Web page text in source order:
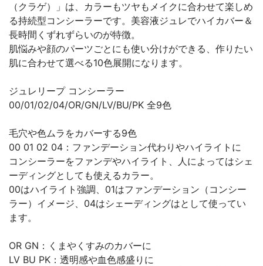
（クラゲ）」は、カラーもツヤもメイクに合わせて楽しめ
る持続型コンシーラーです。美容液ジュレでハイカバー＆
長時間くずれずらいのが特徴。
肌悩みや顔のパーツごとにも使い分けができる、作りたい
肌に合わせて選べる10色展開になります。
ジュレリープ コンシーラー
00/01/02/04/OR/GN/LV/BU/PK 全9色
毛穴や色ムラをカバーする9色
00 01 02 04：ファンデーション代わりやハイライトに
コンシーラーをファンデやハイライト、人によってはシェ
ーディングとしても使えるカラー。
00はハイライト強調、01はファンデーション（コンシー
ラー）イメージ、04はシェーディングはとして使ってい
ます。
OR GN：くまやくすみのカバーに
LV BU PK：透明感や血色感盛りに